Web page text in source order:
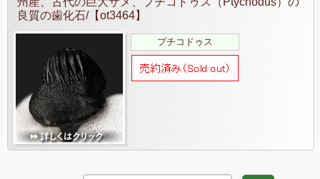
良質の歯化石/【ot3464】
プチコドゥス